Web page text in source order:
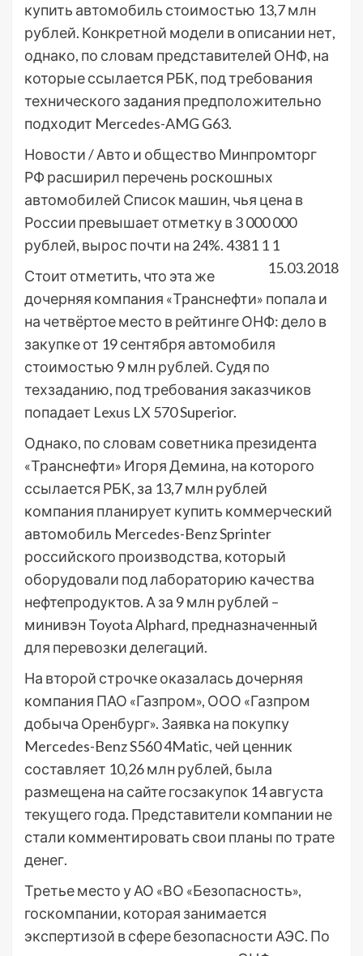
купить автомобиль стоимостью 13,7 млн
рублей. Конкретной модели в описании нет,
однако, по словам представителей ОНФ, на
которые ссылается РБК, под требования
технического задания предположительно
подходит Mercedes-AMG G63.
Новости / Авто и общество Минпромторг
РФ расширил перечень роскошных
автомобилей Список машин, чья цена в
России превышает отметку в 3 000 000
рублей, вырос почти на 24%.4381 1 1
15.03.2018
Стоит отметить, что эта же
дочерняя компания «Транснефти» попала и
на четвёртое место в рейтинге ОНФ: дело в
закупке от 19 сентября автомобиля
стоимостью 9 млн рублей. Судя по
техзаданию, под требования заказчиков
попадает Lexus LX 570 Superior.
Однако, по словам советника президента
«Транснефти» Игоря Демина, на которого
ссылается РБК, за 13,7 млн рублей
компания планирует купить коммерческий
автомобиль Mercedes-Benz Sprinter
российского производства, который
оборудовали под лабораторию качества
нефтепродуктов. А за 9 млн рублей –
минивэн Toyota Alphard, предназначенный
для перевозки делегаций.
На второй строчке оказалась дочерняя
компания ПАО «Газпром», ООО «Газпром
добыча Оренбург». Заявка на покупку
Mercedes-Benz S560 4Matic, чей ценник
составляет 10,26 млн рублей, была
размещена на сайте госзакупок 14 августа
текущего года. Представители компании не
стали комментировать свои планы по трате
денег.
Третье место у АО «ВО «Безопасность»,
госкомпании, которая занимается
экспертизой в сфере безопасности АЭС. По